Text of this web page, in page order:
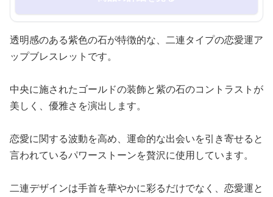
透明感のある紫色の石が特徴的な、二連タイプの恋愛運ア
ップブレスレットです。
中央に施されたゴールドの装飾と紫の石のコントラストが
美しく、優雅さを演出します。
恋愛に関する波動を高め、運命的な出会いを引き寄せると
言われているパワーストーンを贅沢に使用しています。
二連デザインは手首を華やかに彩るだけでなく、恋愛運と